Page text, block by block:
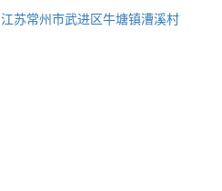
江苏常州市武进区牛塘镇漕溪村